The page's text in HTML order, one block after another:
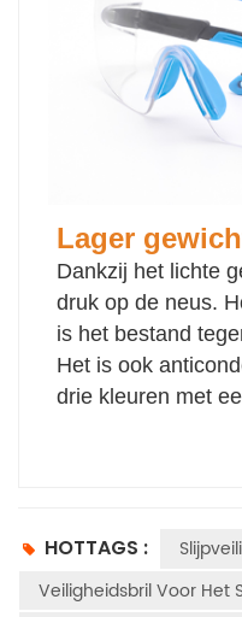
Lager
Dankzij het lichte
druk op de neus.
is het bestand
Het is ook
drie kleuren met
HOTTAGS :
Veiligheidsbril Voor Het